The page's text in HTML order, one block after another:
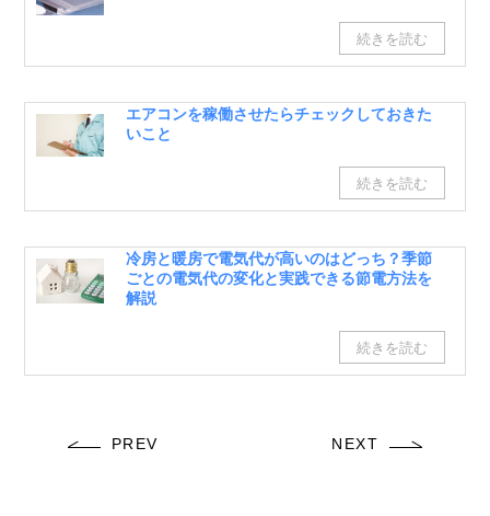
エアコンを稼働させたらチェックしておきた
いこと
冷房と暖房で電気代が高いのはどっち？季節
ごとの電気代の変化と実践できる節電方法を
解説
PREV NEXT